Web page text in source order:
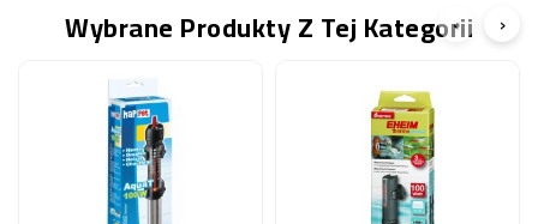
Wybrane Produkty Z Tej Kategorii
‹ ›